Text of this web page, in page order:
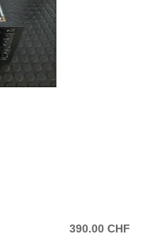
390.00 CHF